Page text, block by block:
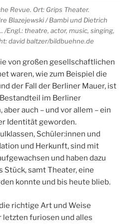
Revue. Ort: Grips Theater.
Blazejewski / Bambi und Dietrich
/Engl.: theatre, actor, music, singing,
david baltzer/bildbuehne.de
von großen gesellschaftlichen
waren, wie zum Beispiel die
der Fall der Berliner Mauer, ist
im Berliner
auch – und vor allem – ein
Identität geworden.
Schüler:innen und
und Herkunft, sind mit
und haben dazu
Stück, samt Theater, eine
konnte und bis heute blieb.
richtige Art und Weise
letzten furiosen und alles